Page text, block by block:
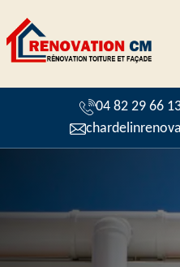
04 82 29 66